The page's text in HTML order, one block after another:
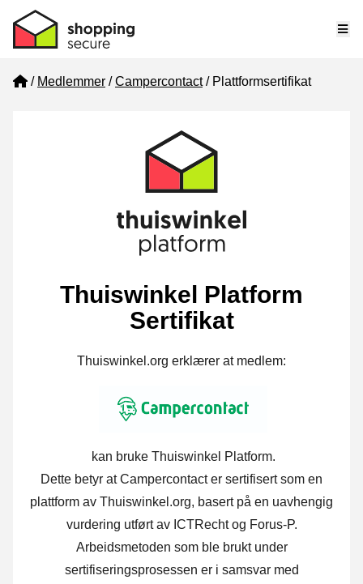
Home
Medlemmer Campercontact Plattformsertifikat
Thuiswinkel Platform
Sertifikat
Thuiswinkel.org erklærer at medlem:
kan bruke Thuiswinkel Platform.
Dette betyr at Campercontact er sertifisert som en
plattform av Thuiswinkel.org, basert på en uavhengig
vurdering utført av ICTRecht og Forus-P.
Arbeidsmetoden som ble brukt under
sertifiseringsprosessen er i samsvar med